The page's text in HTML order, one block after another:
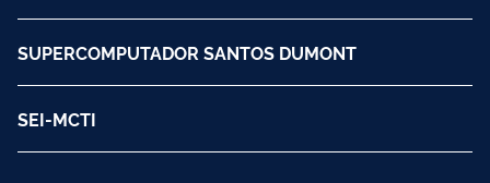
SUPERCOMPUTADOR SANTOS DUMONT
SEI-MCTI